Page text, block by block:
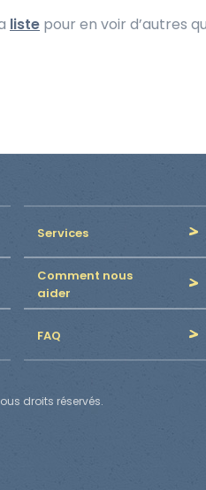
liste pour en voir d’autres
Services
Comment nous
aider
FAQ
droits réservés.